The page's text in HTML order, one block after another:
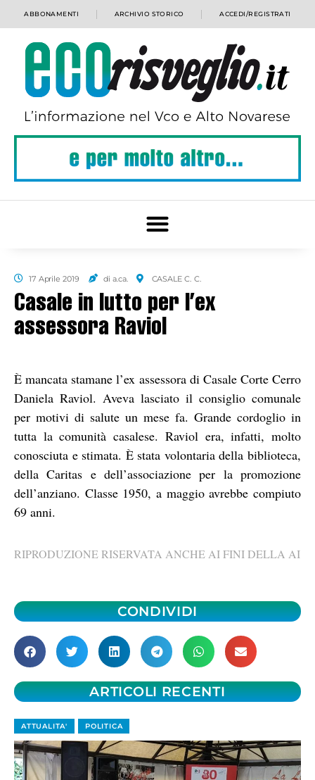
ABBONAMENTI ARCHIVIO STORICO ACCEDI/REGISTRATI
17 Aprile 2019 di a.ca. CASALE C. C.
Casale in lutto per l’ex
assessora Raviol
È mancata stamane l’ex assessora di Casale Corte Cerro
Daniela Raviol. Aveva lasciato il consiglio comunale
per motivi di salute un mese fa. Grande cordoglio in
tutta la comunità casalese. Raviol era, infatti, molto
conosciuta e stimata. È stata volontaria della biblioteca,
della Caritas e dell’associazione per la promozione
dell’anziano. Classe 1950, a maggio avrebbe compiuto
69 anni.
RIPRODUZIONE RISERVATA ANCHE AI FINI DELLA AI
CONDIVIDI
ARTICOLI RECENTI
ATTUALITA' POLITICA